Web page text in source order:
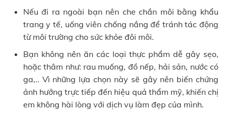
Nếu đi ra ngoài bạn nên che chắn môi bằng khẩu
trang y tế, uống viên chống nắng để tránh tác động
từ môi trường cho sức khỏe đôi môi.
Bạn không nên ăn các loại thực phẩm dễ gây sẹo,
hoặc thâm như: rau muống, đồ nếp, hải sản, nước có
ga,.. Vì những lựa chọn này sẽ gây nên biến chứng
ảnh hưởng trực tiếp đến hiệu quả thẩm mỹ, khiến chị
em không hài lòng với dịch vụ làm đẹp của mình.